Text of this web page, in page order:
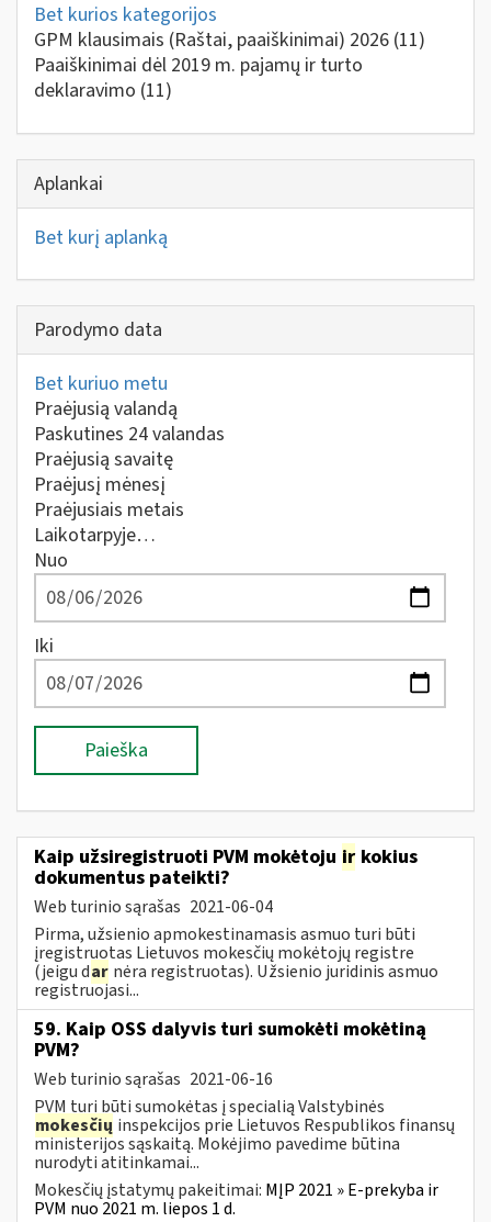
Bet kurios kategorijos
GPM klausimais (Raštai, paaiškinimai) 2026 (11)
Paaiškinimai dėl 2019 m. pajamų ir turto
deklaravimo (11)
Aplankai
Bet kurį aplanką
Parodymo data
Bet kuriuo metu
Praėjusią valandą
Paskutines 24 valandas
Praėjusią savaitę
Praėjusį mėnesį
Praėjusiais metais
Laikotarpyje…
Nuo
Iki
Paieška
Kaip užsiregistruoti PVM mokėtoju ir kokius
dokumentus pateikti?
Web turinio sąrašas 2021-06-04
Pirma, užsienio apmokestinamasis asmuo turi būti
įregistruotas Lietuvos mokesčių mokėtojų registre
(jeigu dar nėra registruotas). Užsienio juridinis asmuo
registruojasi...
59. Kaip OSS dalyvis turi sumokėti mokėtiną
PVM?
Web turinio sąrašas 2021-06-16
PVM turi būti sumokėtas į specialią Valstybinės
mokesčių inspekcijos prie Lietuvos Respublikos finansų
ministerijos sąskaitą. Mokėjimo pavedime būtina
nurodyti atitinkamai...
Mokesčių įstatymų pakeitimai: MĮP 2021 » E-prekyba ir
PVM nuo 2021 m. liepos 1 d.